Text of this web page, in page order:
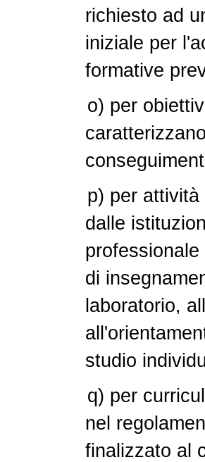
richiesto ad
iniziale per
formative
o) per
p) per
dalle
di
laboratorio,
studio
q) per
nel
finalizzato al